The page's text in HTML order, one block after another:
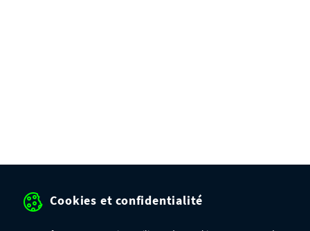
Cookies et confidentialité